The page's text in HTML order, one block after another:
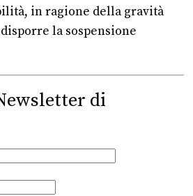
in ragione della gravità
la sospensione
di